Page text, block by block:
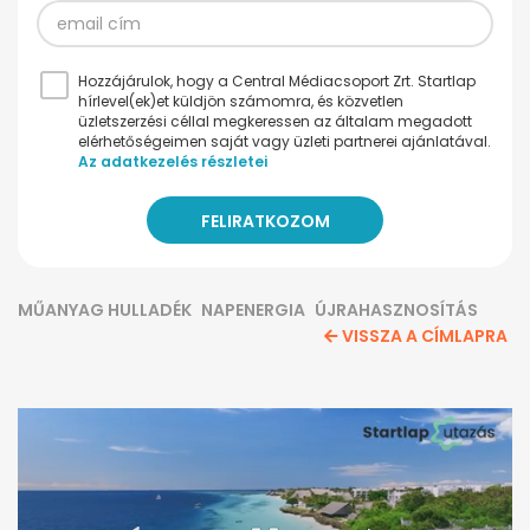
Hozzájárulok, hogy a Central Médiacsoport Zrt. Startlap
hírlevel(ek)et küldjön számomra, és közvetlen
üzletszerzési céllal megkeressen az általam megadott
elérhetőségeimen saját vagy üzleti partnerei ajánlatával.
Az adatkezelés részletei
MŰANYAG HULLADÉK NAPENERGIA ÚJRAHASZNOSÍTÁS
VISSZA A CÍMLAPRA